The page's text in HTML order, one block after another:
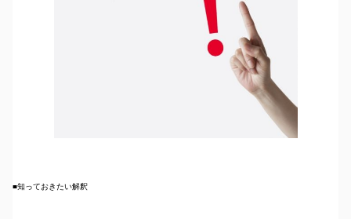
■知っておきたい解釈